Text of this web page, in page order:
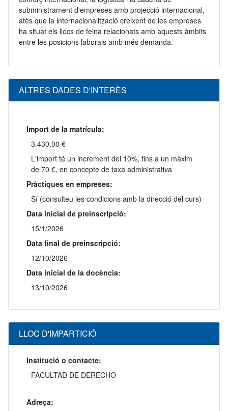
subministrament d'empreses amb projecció internacional,
atès que la internacionalització creixent de les empreses
ha situat els llocs de feina relacionats amb aquests àmbits
entre les posicions laborals amb més demanda.
ALTRES DADES D'INTERÈS
Import de la matrícula:
3.430,00 €
L'import té un increment del 10%, fins a un màxim
de 70 €, en concepte de taxa administrativa
Pràctiques en empreses:
Sí (consulteu les condicions amb la direcció del curs)
Data inicial de preinscripció:
15/1/2026
Data final de preinscripció:
12/10/2026
Data inicial de la docència:
13/10/2026
LLOC D'IMPARTICIÓ
Institució o contacte:
FACULTAD DE DERECHO
Adreça: